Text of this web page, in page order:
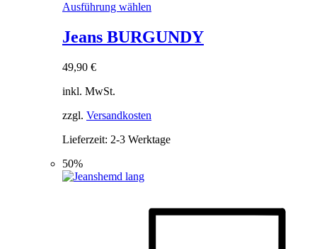
Ausführung wählen
weist
mehrere
auf
der
Produktseite
Jeans BURGUNDY
49,90 €
inkl. MwSt.
zzgl. Versandkosten
Lieferzeit: 2-3 Werktage
50%